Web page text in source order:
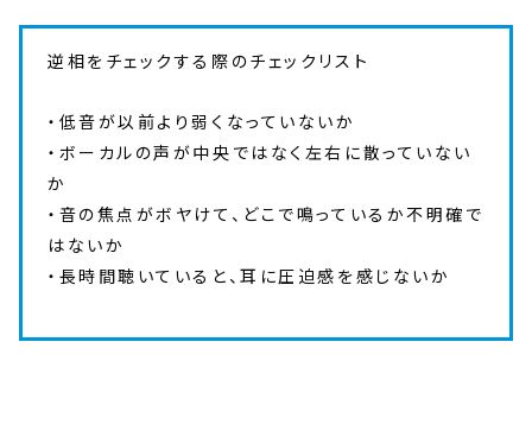
逆相をチェックする際のチェックリスト
・低音が以前より弱くなっていないか
・ボーカルの声が中央ではなく左右に散っていない
か
・音の焦点がボヤけて、どこで鳴っているか不明確で
はないか
・長時間聴いていると、耳に圧迫感を感じないか